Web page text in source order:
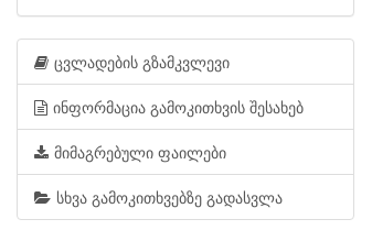
ცვლადების გზამკვლევი
ინფორმაცია გამოკითხვის შესახებ
მიმაგრებული ფაილები
სხვა გამოკითხვებზე გადასვლა